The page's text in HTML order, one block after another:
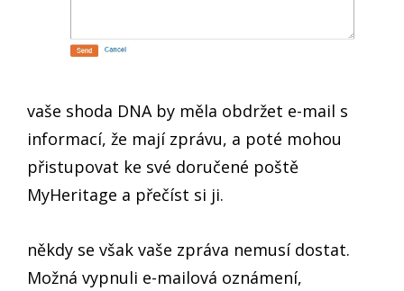
vaše shoda DNA by měla obdržet e-mail s
informací, že mají zprávu, a poté mohou
přistupovat ke své doručené poště
MyHeritage a přečíst si ji.
někdy se však vaše zpráva nemusí dostat.
Možná vypnuli e-mailová oznámení,